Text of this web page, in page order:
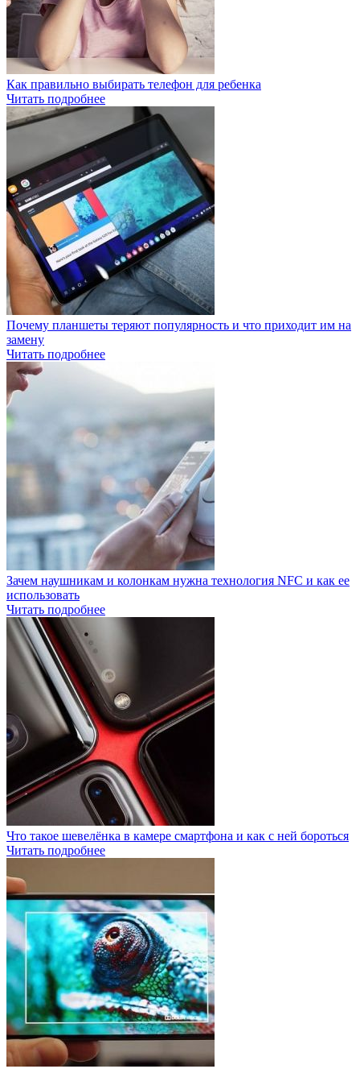
Как правильно выбирать телефон для ребенка
Читать подробнее
Почему планшеты теряют популярность и что приходит им на
замену
Читать подробнее
Зачем наушникам и колонкам нужна технология NFC и как ее
использовать
Читать подробнее
Что такое шевелёнка в камере смартфона и как с ней бороться
Читать подробнее